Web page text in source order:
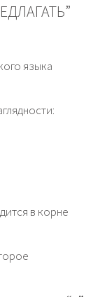
языка
в корне